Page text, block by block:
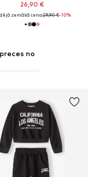
26,90 €
zemākā cena:29,90 €-10%
no